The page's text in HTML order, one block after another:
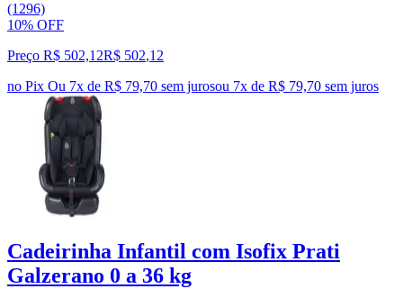
(1296)
10% OFF
Preço R$ 502,12R$ 502,12
no Pix Ou 7x de R$ 79,70 sem jurosou 7x de R$ 79,70 sem juros
Cadeirinha Infantil com Isofix Prati
Galzerano 0 a 36 kg